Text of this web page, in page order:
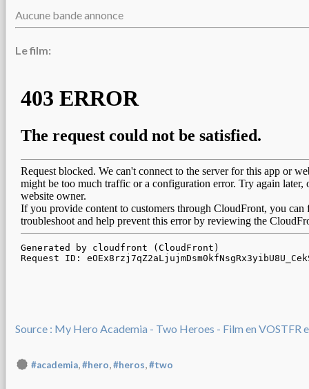
Aucune bande annonce
Le film:
Source : My Hero Academia - Two Heroes - Film en VOSTFR
#academia,#hero,#heros,#two